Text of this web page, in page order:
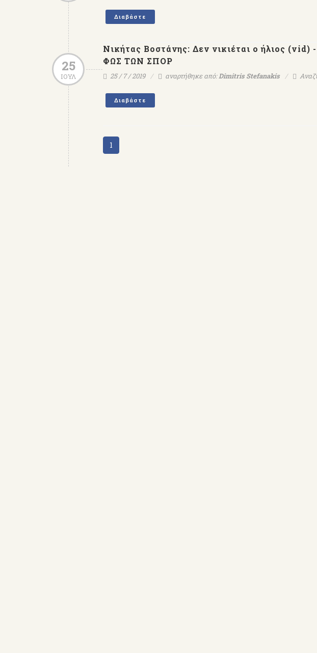
Διαβάστε
25
ΙΟΥΛ
Νικήτας Βοστάνης: Δεν νικιέται ο ήλιος
ΦΩΣ ΤΩΝ ΣΠΟΡ
25 / 7 / 2019 αναρτήθηκε από:Dimitris Stefanakis
Διαβάστε
1